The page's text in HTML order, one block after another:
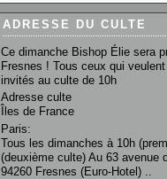
ADRESSE DU CULTE
Ce dimanche Bishop Élie sera
Fresnes ! Tous ceux qui
invités au culte de 10h
Adresse culte
Îles de France
Paris:
Tous les dimanches à 10h
(deuxième culte) Au 63 avenue
94260 Fresnes (Euro-Hotel) ..